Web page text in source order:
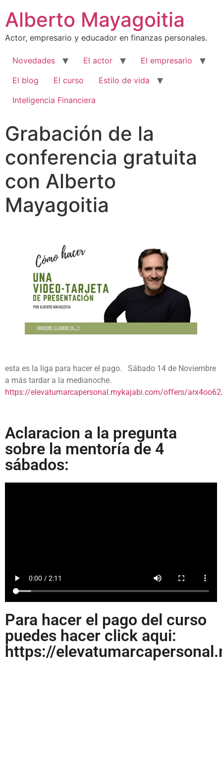
Alberto Mayagoitia
Actor, empresario y educador en finanzas personales.
Novedades El actor
El empresario
El blog
El curso
Estilo de vida
Inteligencia Financiera
Grabación de la
conferencia gratuita
con Alberto
Mayagoitia
esta es la liga para hacer el pago. Sábado 14 de Noviembre
a más tardar a la medianoche.
https://elevatumarcapersonal.mykajabi.com/offers/
Aclaracion a la pregunta
sobre la mentoría de 4
sábados:
Para hacer el pago del curso
puedes hacer click aqui:
https://